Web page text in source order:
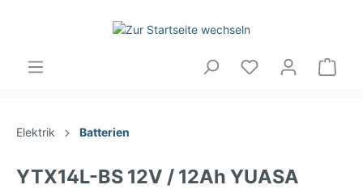
Elektrik Batterien
YTX14L-BS 12V / 12Ah YUASA